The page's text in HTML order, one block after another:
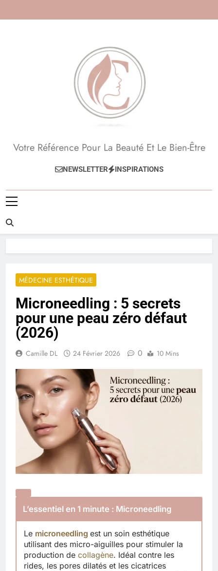
Beauté, Esthétique,
Anti-Âge
Votre Référence Pour La Beauté Et Le Bien-Être
NEWSLETTER INSPIRATIONS
MÉDECINE ESTHÉTIQUE
Microneedling : 5 secrets
pour une peau zéro défaut
(2026)
Camille DL 24 Février 2026 0 10 Mins
L’essentiel en 1 minute : Microneedling
Le microneedling est un soin esthétique
utilisant des micro-aiguilles pour stimuler la
production de collagène. Idéal contre les
rides, les pores dilatés et les cicatrices